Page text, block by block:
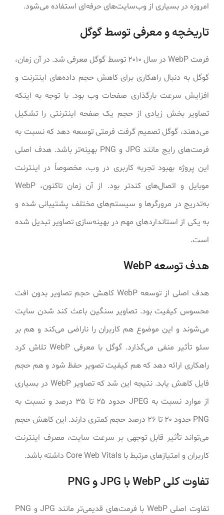
امروزه در بسیاری از وب‌سایت‌های حرفه‌ای استفاده می‌شود.
تاریخچه و معرفی توسط گوگل
فرمت WebP در سال ۲۰۱۰ توسط گوگل معرفی شد. در آن زمان،
گوگل به دنبال راهکاری برای کاهش حجم داده‌های اینترنت و
افزایش سرعت بارگذاری صفحات وب بود. با توجه به اینکه
تصاویر بخش زیادی از حجم یک صفحه اینترنتی را تشکیل
می‌دهند، گوگل تصمیم گرفت فرمتی توسعه دهد که نسبت به
فرمت‌های رایج مانند JPG و PNG بهینه‌تر باشد. هدف اصلی
این پروژه بهبود تجربه کاربری در وب، مخصوصاً در اینترنت
موبایل و اتصال‌های کندتر بود. از آن زمان تاکنون، WebP
به‌تدریج در مرورگرها و سیستم‌های مختلف پشتیبانی شده و
به یکی از استانداردهای مهم در بهینه‌سازی تصاویر تبدیل شده
است.
هدف توسعه WebP
هدف اصلی از توسعه WebP کاهش حجم تصاویر بدون افت
محسوس کیفیت بود. تصاویر سنگین باعث کند شدن سایت
می‌شوند و این موضوع هم کاربران را ناراضی می‌کند و هم بر
سئو تأثیر منفی می‌گذارد. گوگل با معرفی WebP تلاش کرد
راهکاری ارائه دهد که هم کیفیت تصویر حفظ شود و هم حجم
فایل کاهش یابد. نتیجه این شد که تصاویر WebP در بسیاری
از موارد نسبت به JPEG حدود ۲۵ تا ۳۵ درصد و نسبت به
PNG حدود ۲۰ تا ۲۶ درصد حجم کمتری دارند. این کاهش حجم
می‌تواند تأثیر قابل توجهی بر سرعت سایت، مصرف اینترنت
کاربران و امتیازهای مرتبط با Core Web Vitals داشته باشد.
تفاوت کلی WebP با JPG و PNG
تفاوت اصلی WebP با فرمت‌های قدیمی‌تر مانند JPG و PNG